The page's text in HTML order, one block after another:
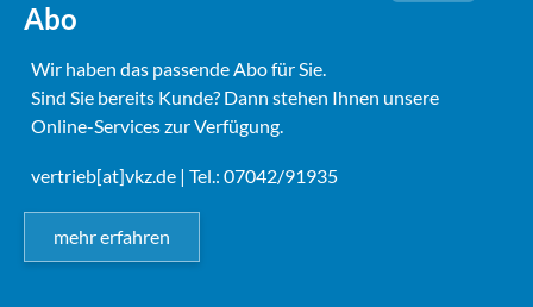
Abo
Wir haben das passende Abo für Sie.
Sind Sie bereits Kunde? Dann stehen Ihnen unsere
Online-Services zur Verfügung.
vertrieb[at]vkz.de | Tel.: 07042/91935
mehr erfahren